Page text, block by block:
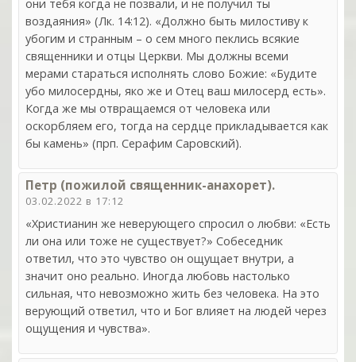
они тебя когда не позвали, и не получил ты
воздаяния» (Лк. 14:12). «Должно быть милостиву к
убогим и странным – о сем много пеклись всякие
священники и отцы Церкви. Мы должны всеми
мерами стараться исполнять слово Божие: «Будите
убо милосердны, яко же и Отец ваш милосерд есть».
Когда же мы отвращаемся от человека или
оскорбляем его, тогда на сердце прикладывается как
бы камень» (прп. Серафим Саровский).
Петр (пожилой священник-анахорет).
03.02.2022 в 17:12
«Христианин же неверующего спросил о любви: «Есть
ли она или тоже не существует?» Собеседник
ответил, что это чувство он ощущает внутри, а
значит оно реально. Иногда любовь настолько
сильная, что невозможно жить без человека. На это
верующий ответил, что и Бог влияет на людей через
ощущения и чувства».